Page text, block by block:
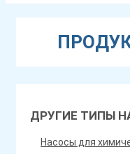
ДРУГИЕ ТИПЫ
Насосы для